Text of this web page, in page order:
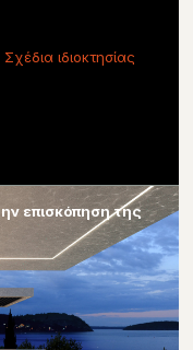
Σχέδια ιδιοκτησίας
επισκόπηση της